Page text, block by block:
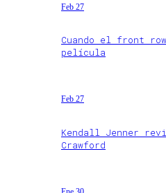
Feb 27
Cuando el front
película
Feb 27
Kendall Jenner
Crawford